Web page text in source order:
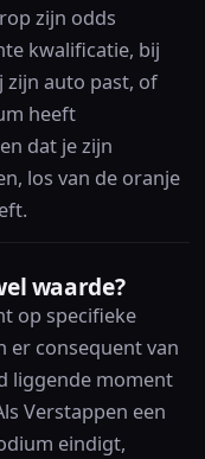
zijn odds
kwalificatie, bij
zijn auto past, of
heeft
dat je zijn
los van de oranje
waarde?
op specifieke
er consequent van
liggende moment
Verstappen een
eindigt,